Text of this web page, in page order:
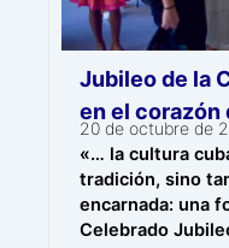
Jubileo de la
en el corazón
20 de octubre de
«… la cultura
tradición, sino
encarnada: una
Celebrado